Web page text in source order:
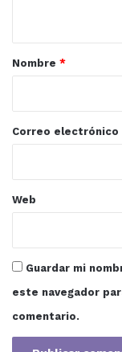
r
*
Nombre *
Correo electrónico
Web
Guardar mi
este navegador
comentario.